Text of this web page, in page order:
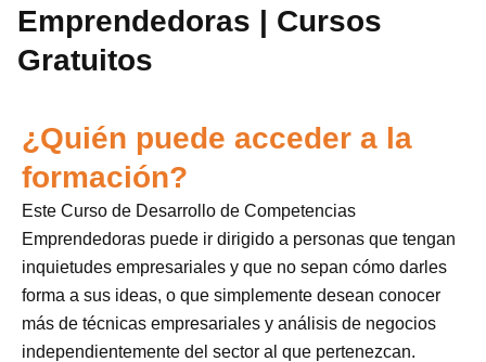
Emprendedoras | Cursos
Gratuitos
¿Quién puede acceder a la
formación?
Este Curso de Desarrollo de Competencias
Emprendedoras puede ir dirigido a personas que tengan
inquietudes empresariales y que no sepan cómo darles
forma a sus ideas, o que simplemente desean conocer
más de técnicas empresariales y análisis de negocios
independientemente del sector al que pertenezcan.